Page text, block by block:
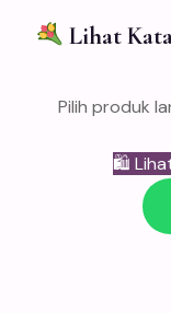
Lihat
Pilih produk
🛍 Lihat